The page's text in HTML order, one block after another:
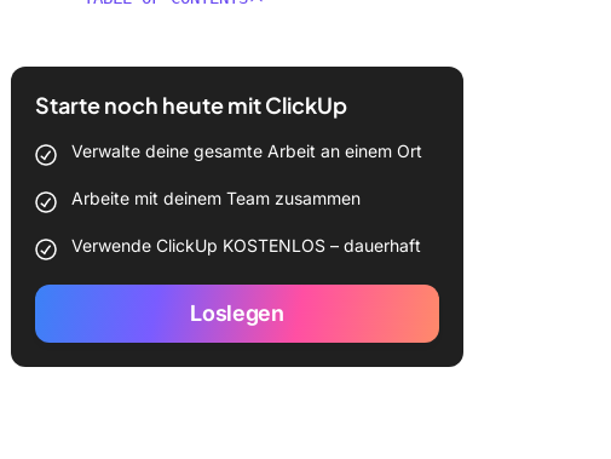
Starte noch heute mit ClickUp
Verwalte deine gesamte Arbeit an einem Ort
Arbeite mit deinem Team zusammen
Verwende ClickUp KOSTENLOS – dauerhaft
Loslegen